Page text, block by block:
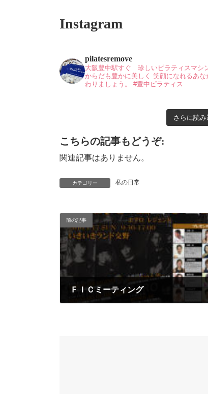
Instagram
pilatesremove
大阪豊中駅すぐ 珍しいピラティスマシ
からだも豊かに美しく 笑顔になれるあ
わりましょう。
#豊中ピラティス
さらに読み
こちらの記事もどうぞ:
関連記事はありません。
カテゴリー 私の日常
前の記事
ＦＩＣミーティング